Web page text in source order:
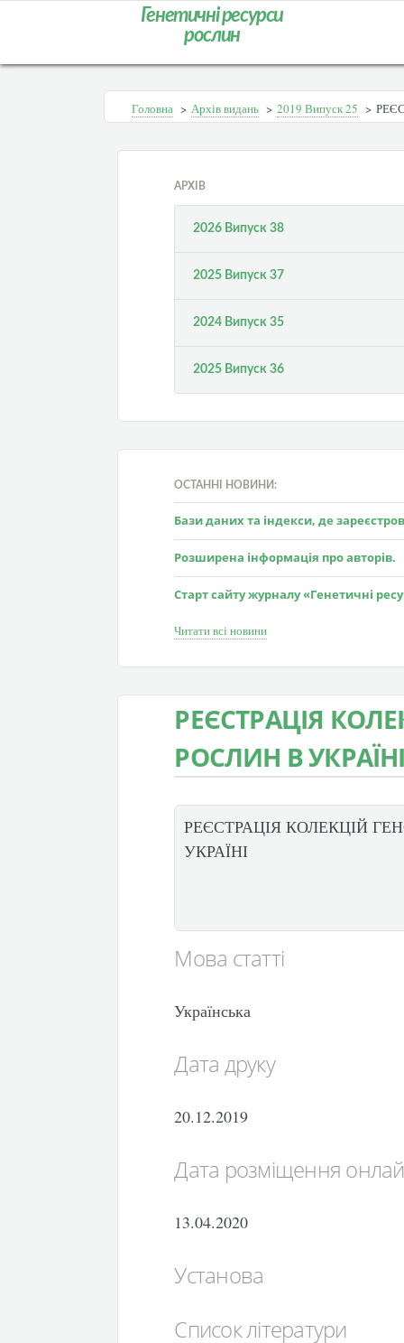
Генетичні ресурси
рослин
Головна > Архів видань > 2019 Випуск 25 >
АРХІВ
2026 Випуск 38
2025 Випуск 37
2024 Випуск 35
2025 Випуск 36
ОСТАННІ НОВИНИ:
Бази даних та індекси, де
Розширена інформація про авторів.
Старт сайту журналу «Генетичні
Читати всі новини
РЕЄСТРАЦІЯ
РОСЛИН В
РЕЄСТРАЦІЯ КОЛЕКЦІЙ
УКРАЇНІ
Мова статті
Українська
Дата друку
20.12.2019
Дата розміщення
13.04.2020
Установа
Список літератури